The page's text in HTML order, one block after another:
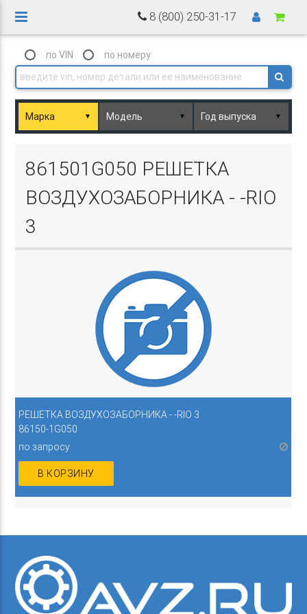
8 (800) 250-31-17
по VIN по номеру
▼ ▼ ▼
861501G050 РЕШЕТКА
ВОЗДУХОЗАБОРНИКА - -RIO
3
РЕШЕТКА ВОЗДУХОЗАБОРНИКА - -RIO 3
86150-1G050
по запросу
В КОРЗИНУ